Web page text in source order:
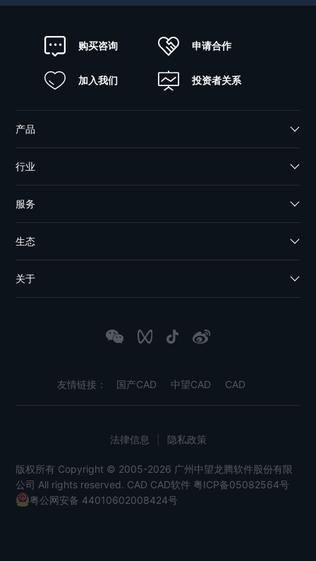
购买咨询 申请合作
加入我们 投资者关系
产品
行业
服务
生态
关于
友情链接： 国产CAD 中望CAD CAD
版权所有 Copyright © 2005-2026 广州中望龙腾软件股份有限
公司 All rights reserved. CAD CAD软件 粤ICP备05082564号
粤公网安备 44010602008424号
法律信息 隐私政策